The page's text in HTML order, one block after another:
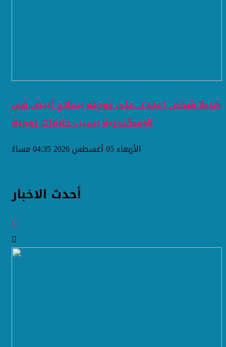
ضبط شخص اعتدى على زوجته بسلاح أبيض في
الإسكندرية بسبب خلافات زوجية
الأربعاء 05 أغسطس 2026 04:35 مساءً
أحدث الاخبار